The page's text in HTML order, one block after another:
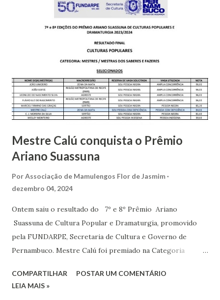
Flor de Jasmim, entidades que têm feito um trabalho
excepcional. Destaca-se também que a Mestra Vera Brito,
Patrimônio Vivo de Vicência e de Pernambuco também foi
uma das premiadas, esta na 5ª posição. Assim como Calú,
Mestra Vera também recebe o suporte da Casa da Cultura
Mestre Calú conquista o Prêmio
Ariano Suassuna
PorAssociação de Mamulengos Flor de Jasmim
dezembro 04, 2024
Ontem saiu o resultado do 7º e 8º Prêmio Ariano
Suassuna de Cultura Popular e Dramaturgia, promovido
pela FUNDARPE, Secretaria de Cultura e Governo de
Pernambuco. Mestre Calú foi premiado na Categoria
Populares. Na Zona da Mata, quem também foi premiado foi
COMPARTILHAR
POSTAR UM COMENTÁRIO
LEIA MAIS »